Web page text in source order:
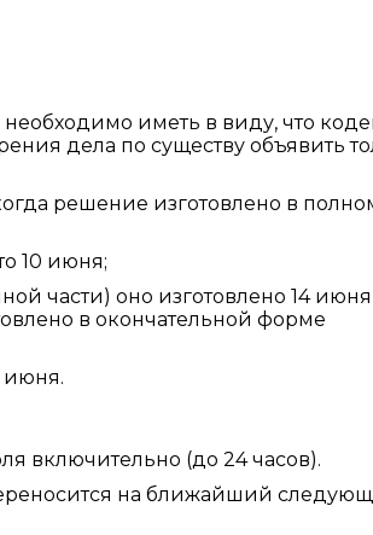
иметь в виду, что
дела по существу объявить
решение изготовлено в
10 июня;
части) оно изготовлено 14 июня
в окончательной форме
июня.
включительно (до 24 часов).
на ближайший